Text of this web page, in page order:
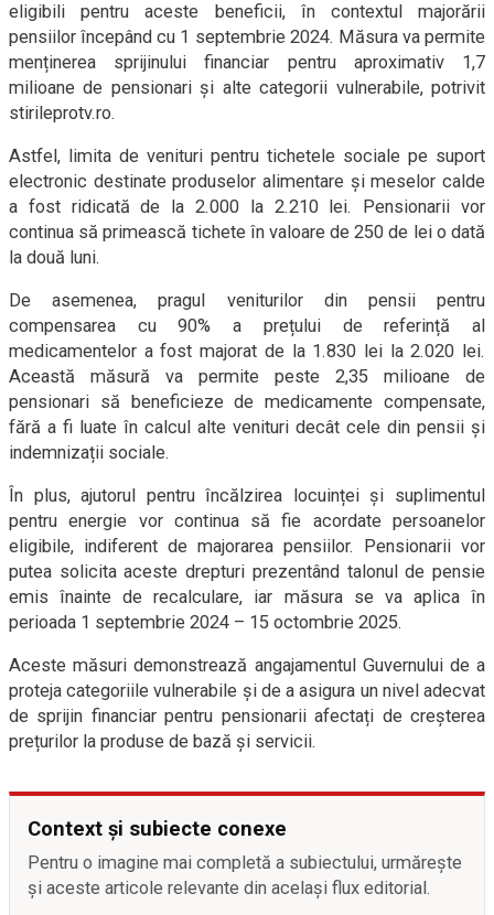
eligibili pentru aceste beneficii, în contextul majorării
pensiilor începând cu 1 septembrie 2024. Măsura va permite
menținerea sprijinului financiar pentru aproximativ 1,7
milioane de pensionari și alte categorii vulnerabile, potrivit
stirileprotv.ro.
Astfel, limita de venituri pentru tichetele sociale pe suport
electronic destinate produselor alimentare și meselor calde
a fost ridicată de la 2.000 la 2.210 lei. Pensionarii vor
continua să primească tichete în valoare de 250 de lei o dată
la două luni.
De asemenea, pragul veniturilor din pensii pentru
compensarea cu 90% a prețului de referință al
medicamentelor a fost majorat de la 1.830 lei la 2.020 lei.
Această măsură va permite peste 2,35 milioane de
pensionari să beneficieze de medicamente compensate,
fără a fi luate în calcul alte venituri decât cele din pensii și
indemnizații sociale.
În plus, ajutorul pentru încălzirea locuinței și suplimentul
pentru energie vor continua să fie acordate persoanelor
eligibile, indiferent de majorarea pensiilor. Pensionarii vor
putea solicita aceste drepturi prezentând talonul de pensie
emis înainte de recalculare, iar măsura se va aplica în
perioada 1 septembrie 2024 – 15 octombrie 2025.
Aceste măsuri demonstrează angajamentul Guvernului de a
proteja categoriile vulnerabile și de a asigura un nivel adecvat
de sprijin financiar pentru pensionarii afectați de creșterea
prețurilor la produse de bază și servicii.
Context și subiecte conexe
Pentru o imagine mai completă a subiectului, urmărește
și aceste articole relevante din același flux editorial.